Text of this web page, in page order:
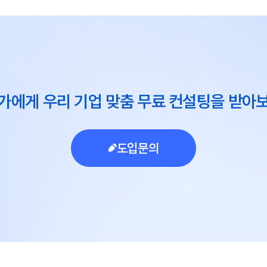
에게 우리 기업 맞춤 무료 컨설팅을 받아
도입문의